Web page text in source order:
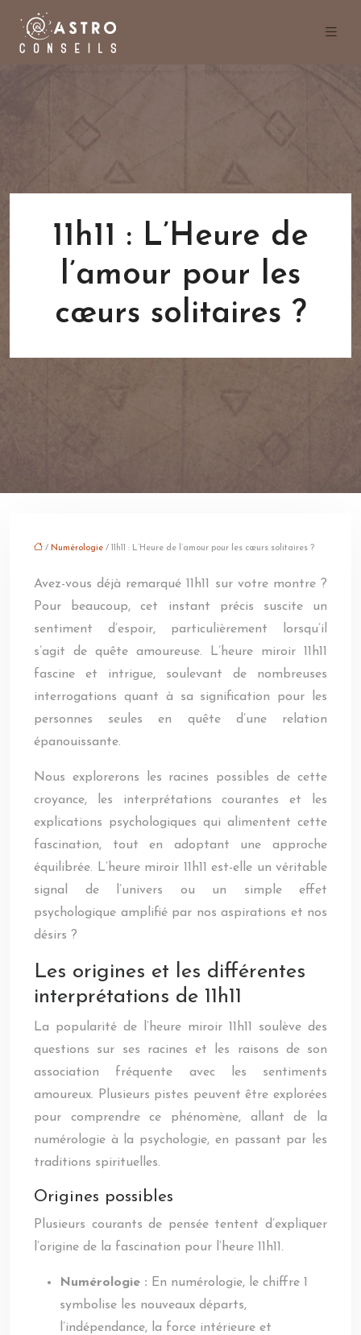
11h11 : L’Heure de
l’amour pour les
cœurs solitaires ?
/ Numérologie / 11h11 : L’Heure de l’amour pour les cœurs solitaires ?
Avez-vous déjà remarqué 11h11 sur votre montre ?
Pour beaucoup, cet instant précis suscite un
sentiment d’espoir, particulièrement lorsqu’il
s’agit de quête amoureuse. L’heure miroir 11h11
fascine et intrigue, soulevant de nombreuses
interrogations quant à sa signification pour les
personnes seules en quête d’une relation
épanouissante.
Nous explorerons les racines possibles de cette
croyance, les interprétations courantes et les
explications psychologiques qui alimentent cette
fascination, tout en adoptant une approche
équilibrée. L’heure miroir 11h11 est-elle un véritable
signal de l’univers ou un simple effet
psychologique amplifié par nos aspirations et nos
désirs ?
Les origines et les différentes
interprétations de 11h11
La popularité de l’heure miroir 11h11 soulève des
questions sur ses racines et les raisons de son
association fréquente avec les sentiments
amoureux. Plusieurs pistes peuvent être explorées
pour comprendre ce phénomène, allant de la
numérologie à la psychologie, en passant par les
traditions spirituelles.
Origines possibles
Plusieurs courants de pensée tentent d’expliquer
l’origine de la fascination pour l’heure 11h11.
Numérologie : En numérologie, le chiffre 1
symbolise les nouveaux départs,
l’indépendance, la force intérieure et